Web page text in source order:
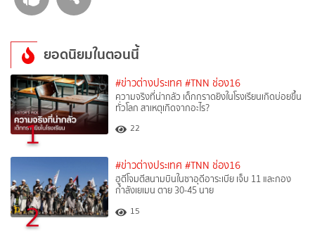
ยอดนิยมในตอนนี้
1
#ข่าวต่างประเทศ #TNN ช่อง16
ความจริงที่น่ากลัว เด็กกราดยิงในโรงเรียนเกิดบ่อยขึ้น
ทั่วโลก สาเหตุเกิดจากอะไร?
22
2
#ข่าวต่างประเทศ #TNN ช่อง16
ฮูตีโจมตีสนามบินในซาอุดีอาระเบีย เจ็บ 11 และกอง
กำลังเยเมน ตาย 30-45 นาย
15